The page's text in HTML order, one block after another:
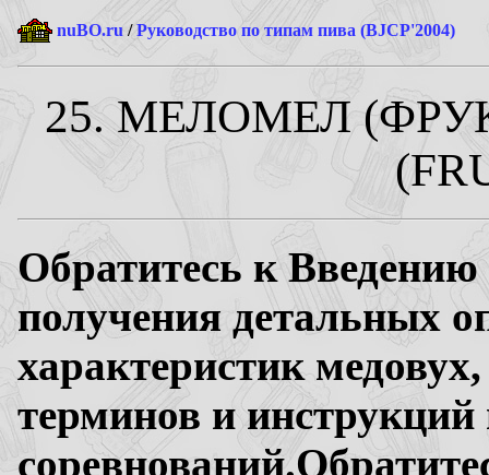
nuBO.ru /Руководство по типам пива (BJCP'2004)
25. МЕЛОМЕЛ
Обратитесь к
получения детальных
характеристик
терминов и